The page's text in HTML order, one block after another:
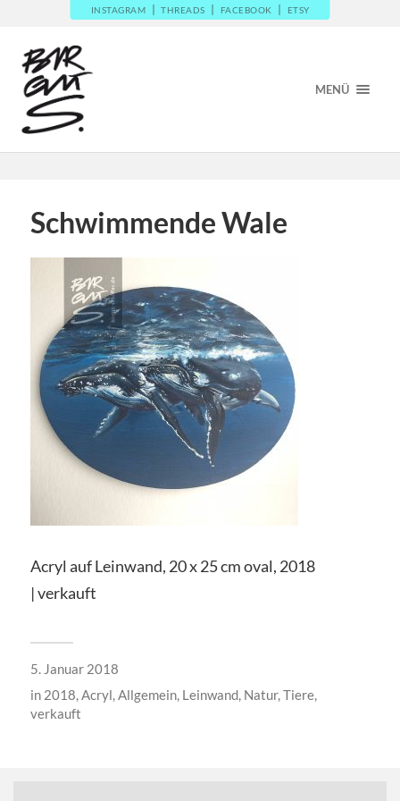
INSTAGRAM THREADS FACEBOOK ETSY
MENÜ
Schwimmende Wale
Acryl auf Leinwand, 20 x 25 cm oval, 2018
| verkauft
5. Januar 2018
in 2018,Acryl,Allgemein, Leinwand, Natur,Tiere,
verkauft